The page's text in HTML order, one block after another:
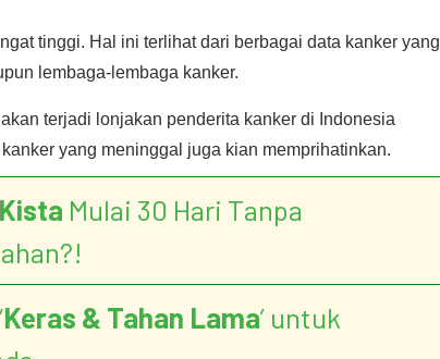
tinggi. Hal ini terlihat dari berbagai data kanker yang
lembaga-lembaga kanker.
terjadi lonjakan penderita kanker di Indonesia
yang meninggal juga kian memprihatinkan.
Mulai 30 Hari Tanpa
Keras & Tahan Lama’ untuk